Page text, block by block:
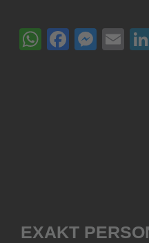
WhatsApp
EXAKT